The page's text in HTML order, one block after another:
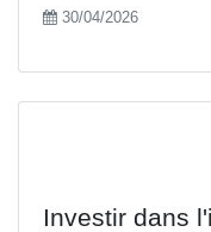
30/04/2026
Investir dans